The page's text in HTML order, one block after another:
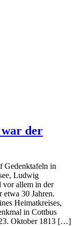
der
Gedenktafeln in
Ludwig
vor allem in der
etwa 30 Jahren.
Heimatkreises,
in Cottbus
Oktober 1813 […]